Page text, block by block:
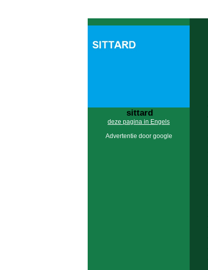
sittard
deze pagina in Engels
Advertentie door google